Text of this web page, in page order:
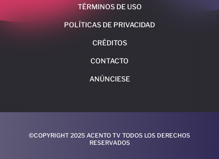
TÉRMINOS DE USO
POLÍTICAS DE PRIVACIDAD
CRÉDITOS
CONTACTO
ANÚNCIESE
©COPYRIGHT 2025 ACENTO TV TODOS LOS DERECHOS
RESERVADOS